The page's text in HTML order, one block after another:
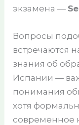
экзамена —
Вопросы
встречаются
знания об
Испании —
понимания
хотя
современное